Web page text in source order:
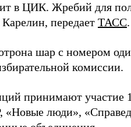
в ЦИК. Жребий для
передает ТАСС.
шар с номером
комиссии.
принимают участие
люди»,